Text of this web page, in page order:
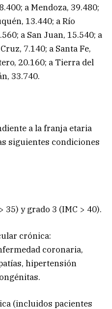
a Mendoza, 39.480;
13.440; a Río
a San Juan, 15.540; a
7.140; a Santa Fe,
20.160; a Tierra del
33.740.
a la franja etaria
siguientes condiciones
35) y grado 3 (IMC > 40).
crónica:
coronaria,
hipertensión
(incluidos pacientes